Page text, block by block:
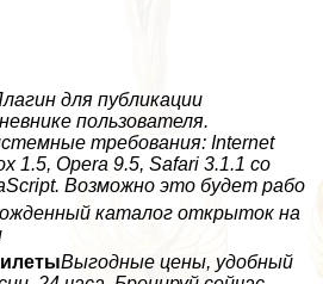
для публикации
пользователя.
требования: Internet
1.5, Opera 9.5, Safari 3.1.1 со
Возможно это будет рабо
каталог открыток на
Выгодные цены, удобный